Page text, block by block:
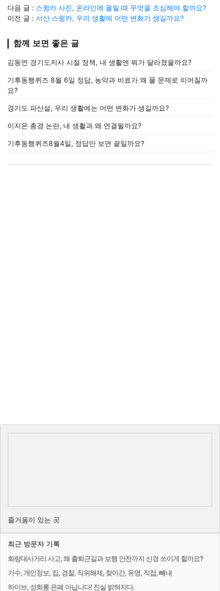
다음 글 : 스윙카 사진, 온라인에 올릴 때 무엇을 조심해야 할까요?
이전 글 : 서산 스윙카, 우리 생활에 어떤 변화가 생길까요?
함께 보면 좋은 글
김동연 경기도지사 시절 정책, 내 생활엔 뭐가 달라졌을까요?
기후동행퀴즈 8월 6일 정답, 농약과 비료가 왜 물 문제로 이어질까
요?
경기도 파산설, 우리 생활에는 어떤 변화가 생길까요?
이지은 총경 논란, 내 생활과 왜 연결될까요?
기후동행퀴즈8월4일, 정답만 보면 끝일까요?
즐거움이 있는 곳
최근 방문자 기록
화랑대사거리 사고, 왜 출퇴근길과 보행 안전까지 신경 쓰이게 할까요?
가수, 개인정보, 집, 경찰, 직위해제, 찾아간, 유명, 직접, 빼내
하이브, 성희롱 은폐 아닙니다! 진실 밝혀지다.